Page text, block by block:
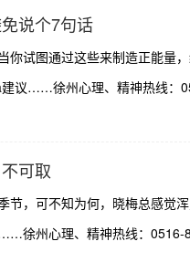
说个7句话
你试图通过这些来制造正能量
议……徐州心理、精神热线：
可取
节，可不知为何，晓梅总感觉
徐州心理、精神热线：0516-